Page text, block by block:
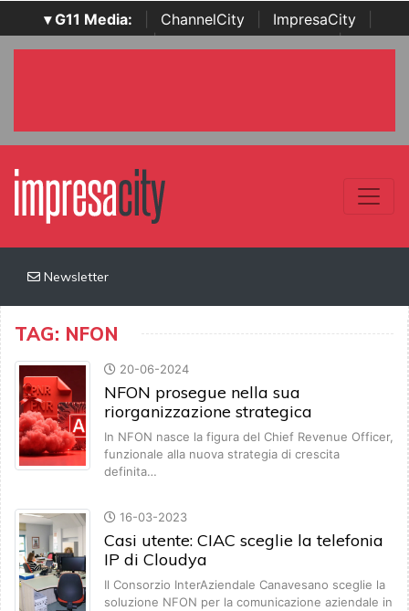
▾ G11 Media: ChannelCity ImpresaCity
SecurityOpenLab | Italian Channel Awards | Italian
Newsletter
TAG: NFON
20-06-2024
NFON prosegue nella sua
riorganizzazione strategica
In NFON nasce la figura del Chief Revenue Officer,
funzionale alla nuova strategia di crescita
definita…
16-03-2023
Casi utente: CIAC sceglie la telefonia
IP di Cloudya
Il Consorzio InterAziendale Canavesano sceglie la
soluzione NFON per la comunicazione aziendale in